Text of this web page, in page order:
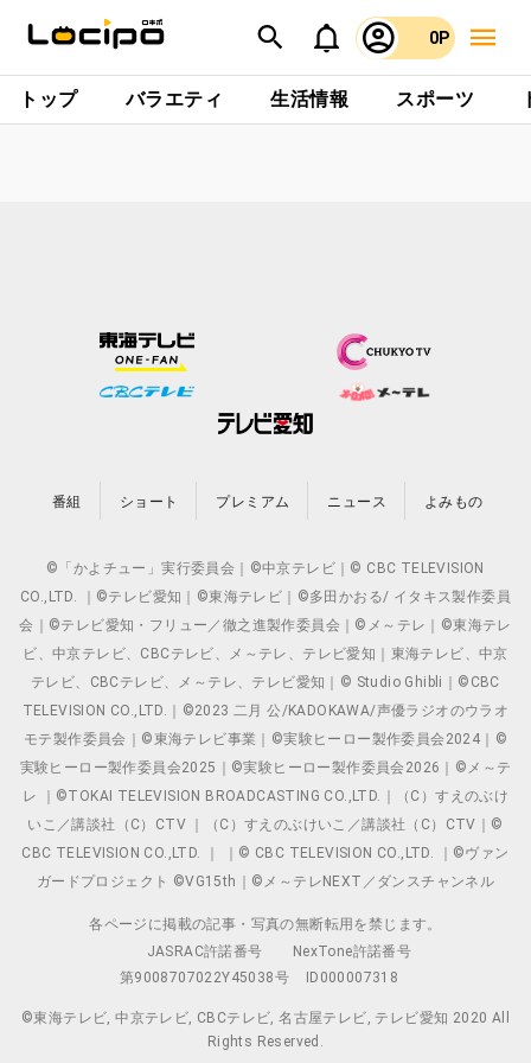
0P
トップ バラエティ 生活情報 スポーツ
番組 ショート プレミアム ニュース よみもの
©「かよチュー」実行委員会｜©中京テレビ｜© CBC TELEVISION
CO.,LTD. ｜©テレビ愛知｜©東海テレビ｜©多田かおる/ イタキス製作委員
会｜©テレビ愛知・フリュー／徹之進製作委員会｜©メ～テレ｜©東海テレ
ビ、中京テレビ、CBCテレビ、メ～テレ、テレビ愛知｜東海テレビ、中京
テレビ、CBCテレビ、メ～テレ、テレビ愛知｜© Studio Ghibli｜©CBC
TELEVISION CO.,LTD.｜©2023 二月 公/KADOKAWA/声優ラジオのウラオ
モテ製作委員会｜©東海テレビ事業｜©実験ヒーロー製作委員会2024｜©
実験ヒーロー製作委員会2025｜©実験ヒーロー製作委員会2026｜©メ～テ
レ ｜©TOKAI TELEVISION BROADCASTING CO.,LTD.｜（C）すえのぶけ
いこ／講談社（C）CTV ｜（C）すえのぶけいこ／講談社（C）CTV｜©
CBC TELEVISION CO.,LTD. ｜ ｜© CBC TELEVISION CO.,LTD. ｜©ヴァン
ガードプロジェクト ©VG15th｜©メ～テレNEXT／ダンスチャンネル
各ページに掲載の記事・写真の無断転用を禁じます。
JASRAC許諾番号
NexTone許諾番号
第9008707022Y45038号
ID000007318
©東海テレビ, 中京テレビ, CBCテレビ, 名古屋テレビ, テレビ愛知 2020 All
Rights Reserved.